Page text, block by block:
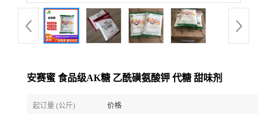
安赛蜜 食品级AK糖 乙酰磺氨酸钾 代糖 甜味剂
起订量 (公斤) 价格